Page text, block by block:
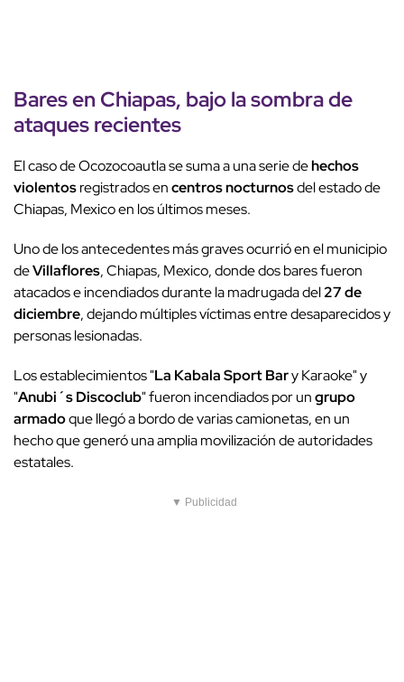
Bares en Chiapas, bajo la sombra de
ataques recientes
El caso de Ocozocoautla se suma a una serie dehechos
violentosregistrados encentros nocturnosdel estado de
Chiapas, Mexico en los últimos meses.
Uno de los antecedentes más graves ocurrió en el municipio
deVillaflores, Chiapas, Mexico, donde dos bares fueron
atacados e incendiados durante la madrugada del27 de
diciembre, dejando múltiples víctimas entre desaparecidos y
personas lesionadas.
Los establecimientos "La Kabala Sport Bary Karaoke" y
"Anubi´s Discoclub" fueron incendiados por ungrupo
armadoque llegó a bordo de varias camionetas, en un
hecho que generó una amplia movilización de autoridades
estatales.
▼ Publicidad